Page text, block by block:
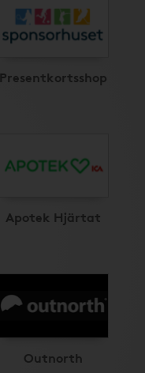
Presentkortsshop
Apotek Hjärtat
Outnorth